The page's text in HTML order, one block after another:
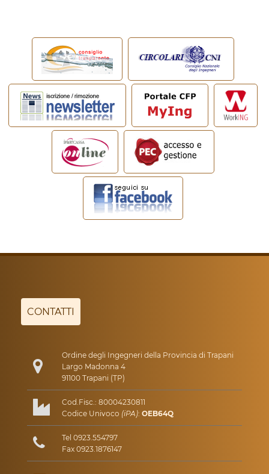
CONTATTI
Ordine degli Ingegneri della Provincia di Trapani
Largo Madonna 4
91100 Trapani (TP)
Cod.Fisc.: 80004230811
Codice Univoco (iPA): OEB64Q
Tel 0923.554797
Fax 0923.1876147